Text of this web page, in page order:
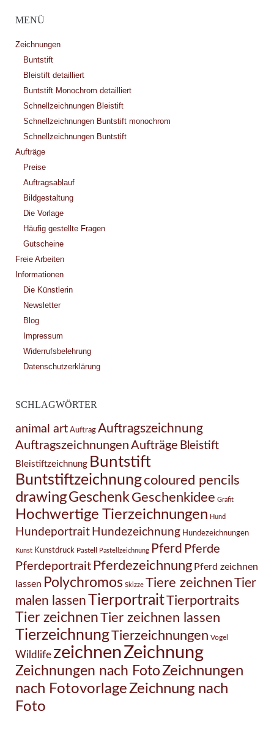
MENÜ
Zeichnungen
Buntstift
Bleistift detailliert
Buntstift Monochrom detailliert
Schnellzeichnungen Bleistift
Schnellzeichnungen Buntstift monochrom
Schnellzeichnungen Buntstift
Aufträge
Preise
Auftragsablauf
Bildgestaltung
Die Vorlage
Häufig gestellte Fragen
Gutscheine
Freie Arbeiten
Informationen
Die Künstlerin
Newsletter
Blog
Impressum
Widerrufsbelehrung
Datenschutzerklärung
SCHLAGWÖRTER
animal art Auftrag Auftragszeichnung
Auftragszeichnungen Aufträge Bleistift
Bleistiftzeichnung Buntstift
Buntstiftzeichnungcoloured pencils
drawingGeschenkGeschenkidee Grafit
Hochwertige Tierzeichnungen Hund
Hundeportrait Hundezeichnung Hundezeichnungen
Kunst Kunstdruck Pastell Pastellzeichnung Pferd Pferde
Pferdeportrait Pferdezeichnung Pferd zeichnen
lassen Polychromos Skizze Tiere zeichnenTier
malen lassen
TierportraitTierportraits
Tier zeichnenTier zeichnen lassen
TierzeichnungTierzeichnungen Vogel
WildlifezeichnenZeichnung
Zeichnungen nach FotoZeichnungen
nach FotovorlageZeichnung nach
Foto